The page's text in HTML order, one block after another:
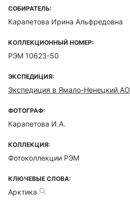
СОБИРАТЕЛЬ:
Карапетова Ирина Альфредовна
КОЛЛЕКЦИОННЫЙ НОМЕР:
РЭМ 10623-50
ЭКСПЕДИЦИЯ:
Экспедиция в Ямало-Ненецкий АО
ФОТОГРАФ:
Карапетова И.А.
КОЛЛЕКЦИЯ:
Фотоколлекции РЭМ
КЛЮЧЕВЫЕ СЛОВА:
Арктика